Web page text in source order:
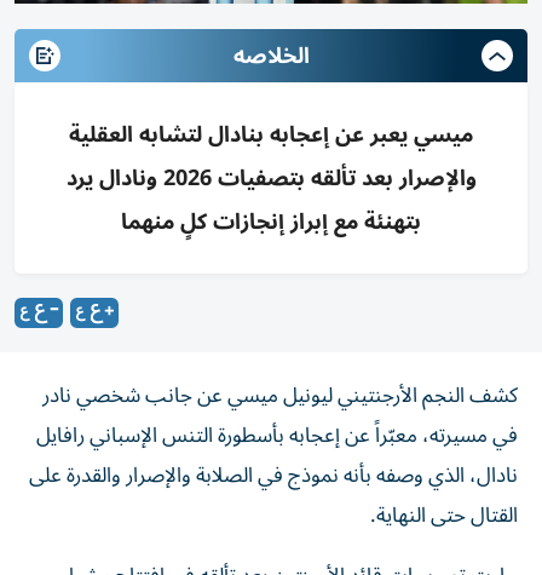
الخلاصه
ميسي يعبر عن إعجابه بنادال لتشابه العقلية
والإصرار بعد تألقه بتصفيات 2026 ونادال يرد
بتهنئة مع إبراز إنجازات كلٍ منهما
كشف النجم الأرجنتيني ليونيل ميسي عن جانب شخصي نادر
في مسيرته، معبّراً عن إعجابه بأسطورة التنس الإسباني رافايل
نادال، الذي وصفه بأنه نموذج في الصلابة والإصرار والقدرة على
القتال حتى النهاية.